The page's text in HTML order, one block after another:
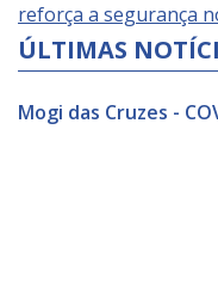
reforça a segurança
ÚLTIMAS
Mogi das Cruzes -